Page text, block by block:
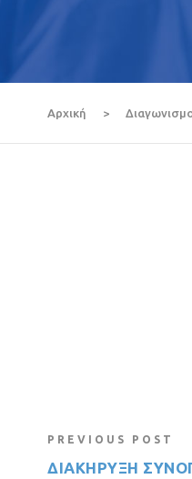
Αρχική >
PREVIOUS POST
ΔΙΑΚΗΡΥΞΗ